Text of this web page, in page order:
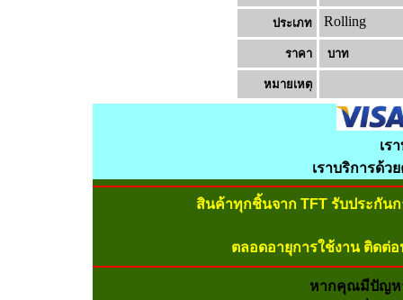
ประเภท Rolling
ราคา บาท
หมายเหต
เร
เราบริการด้ว
สินค้าทุกชิ้นจาก TFT รับประกัน
ตลอดอายุการใช้งาน ติดต่
หากคุณมีปัญห